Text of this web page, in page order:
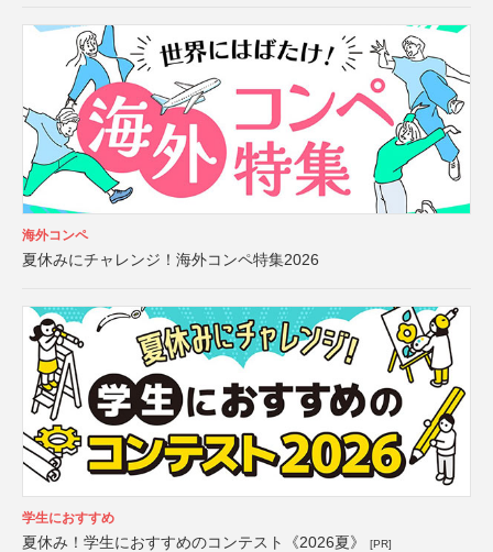
海外コンペ
夏休みにチャレンジ！海外コンペ特集2026
学生におすすめ
夏休み！学生におすすめのコンテスト《2026夏》 [PR]